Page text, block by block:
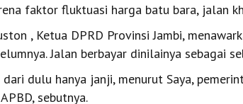
faktor fluktuasi harga batu bara, jalan
, Ketua DPRD Provinsi Jambi,
Jalan berbayar dinilainya sebagai
dari dulu hanya janji, menurut Saya,
sebutnya.